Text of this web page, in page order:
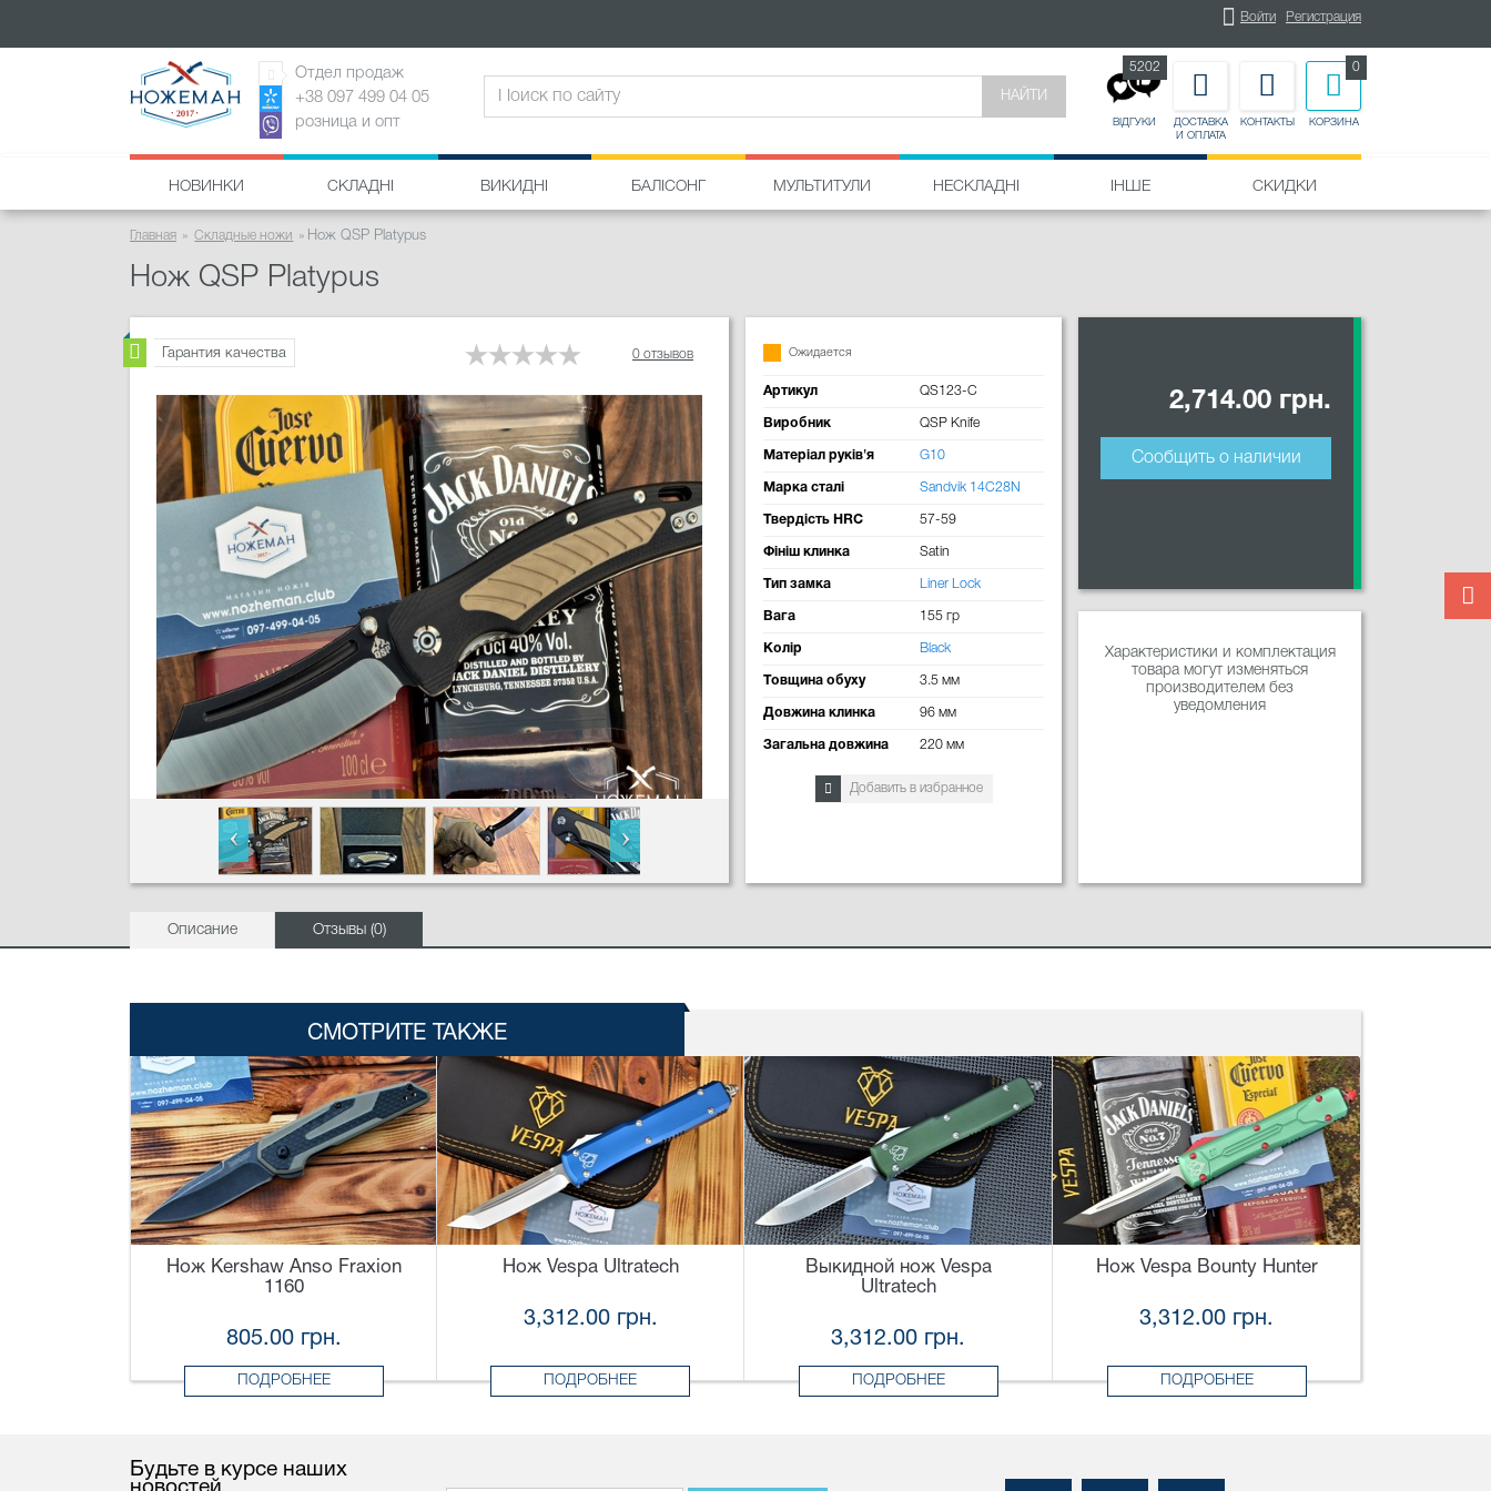
Войти Регистрация
Отдел продаж
+38 097 499 04 05
розница и опт
НАЙТИ
ВІДГУКИ
5202
ДОСТАВКА
И ОПЛАТА
КОНТАКТЫ КОРЗИНА
0
НОВИНКИ СКЛАДНІ ВИКИДНІ БАЛІСОНГ МУЛЬТИТУЛИ НЕСКЛАДНІ ІНШЕ СКИДКИ
Главная Складные ножи Нож QSP Platypus
Нож QSP Platypus
Гарантия качества 0 отзывов Ожидается
Артикул QS123-C
Виробник QSP Knife
Матеріал руків'я G10
Марка сталі Sandvik 14C28N
Твердість HRC 57-59
Фініш клинка Satin
Тип замка Liner Lock
Вага 155 гр
Колір Black
Товщина обуху 3.5 мм
Довжина клинка 96 мм
Загальна довжина 220 мм
Добавить в избранное
2,714.00 грн.
Сообщить о наличии
Характеристики и комплектация
товара могут изменяться
производителем без
уведомления
Описание Отзывы (0)
СМОТРИТЕ ТАКЖЕ
Нож Kershaw Anso Fraxion
1160
805.00 грн.
ПОДРОБНЕЕ
Нож Vespa Ultratech
3,312.00 грн.
ПОДРОБНЕЕ
Выкидной нож Vespa
Ultratech
3,312.00 грн.
ПОДРОБНЕЕ
Нож Vespa Bounty Hunter
3,312.00 грн.
ПОДРОБНЕЕ
Будьте в курсе наших